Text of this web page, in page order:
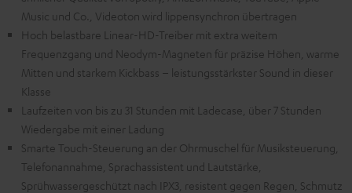
Music und Co., Videoton wird lippensynchron übertragen
Hoch belastbare Linear-HD-Treiber mit extra weitem
Frequenzgang und Neodym-Magneten für präzise Höhen, warme
Mitten und starkem Kickbass – leistungsstärkster Sound in dieser
Klasse
Laufzeiten von bis zu 31 Stunden mit Ladecase, über 7 Stunden
Wiedergabe mit einer Ladung
Smarte Touch-Steuerung an der Ohrmuschel für Musiksteuerung,
Telefonannahme, Sprachassistent und Lautstärke,
Sprühwassergeschützt nach IPX3, resistent gegen Regen, Schmutz